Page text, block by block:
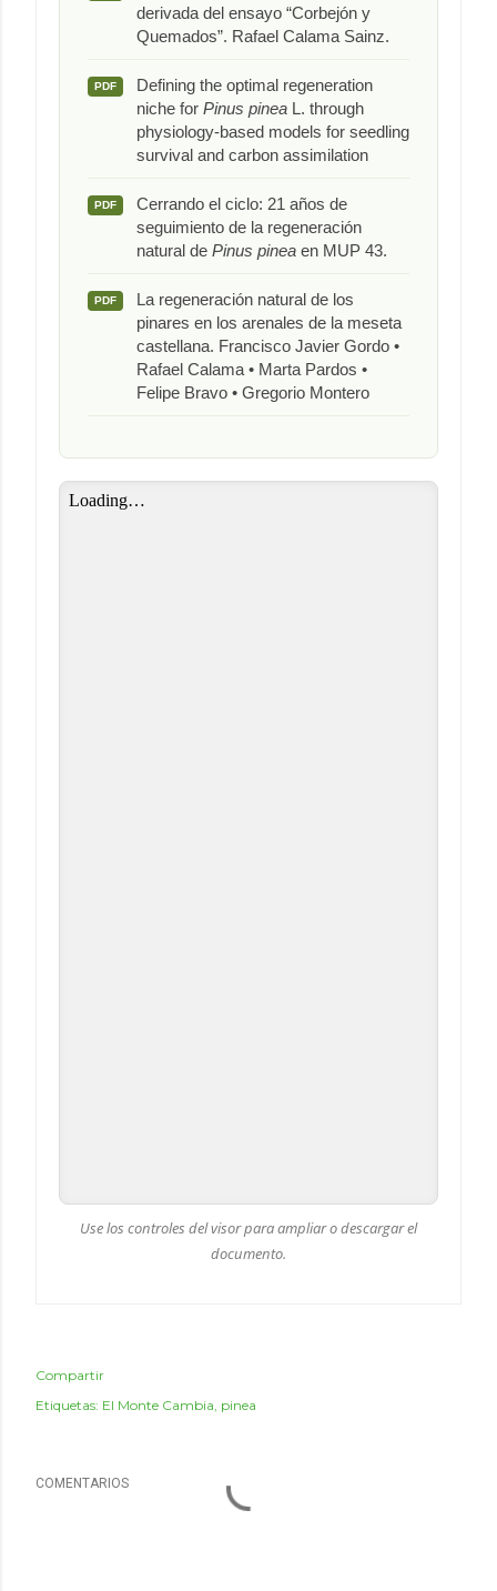
derivada del ensayo “Corbejón y
Quemados”. Rafael Calama Sainz.
PDF
Defining the optimal regeneration
niche for Pinus pinea L. through
physiology-based models for seedling
survival and carbon assimilation
PDF
Cerrando el ciclo: 21 años de
seguimiento de la regeneración
natural de Pinus pinea en MUP 43.
PDF
La regeneración natural de los
pinares en los arenales de la meseta
castellana. Francisco Javier Gordo •
Rafael Calama • Marta Pardos •
Felipe Bravo • Gregorio Montero
Use los controles del visor para ampliar o descargar el
documento.
Compartir
Etiquetas: El Monte Cambia pinea
COMENTARIOS